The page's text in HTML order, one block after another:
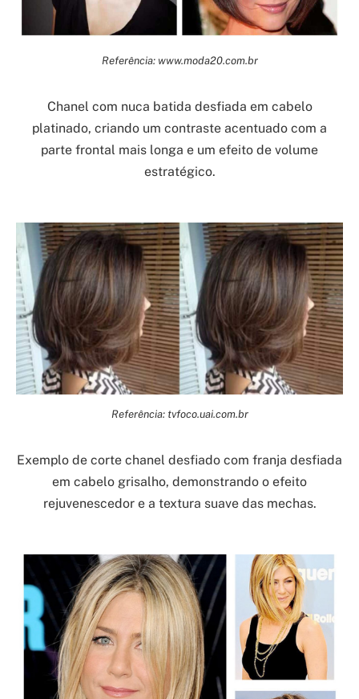
Referência: www.moda20.com.br
Chanel com nuca batida desfiada em cabelo
platinado, criando um contraste acentuado com a
parte frontal mais longa e um efeito de volume
estratégico.
Referência: tvfoco.uai.com.br
Exemplo de corte chanel desfiado com franja desfiada
em cabelo grisalho, demonstrando o efeito
rejuvenescedor e a textura suave das mechas.